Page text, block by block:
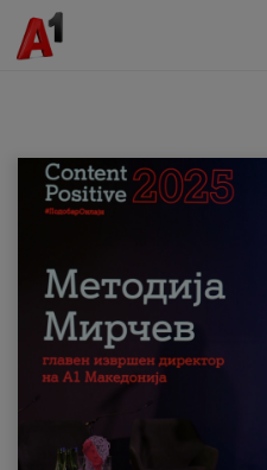
МК EN
Приватни Деловни
Поддршка